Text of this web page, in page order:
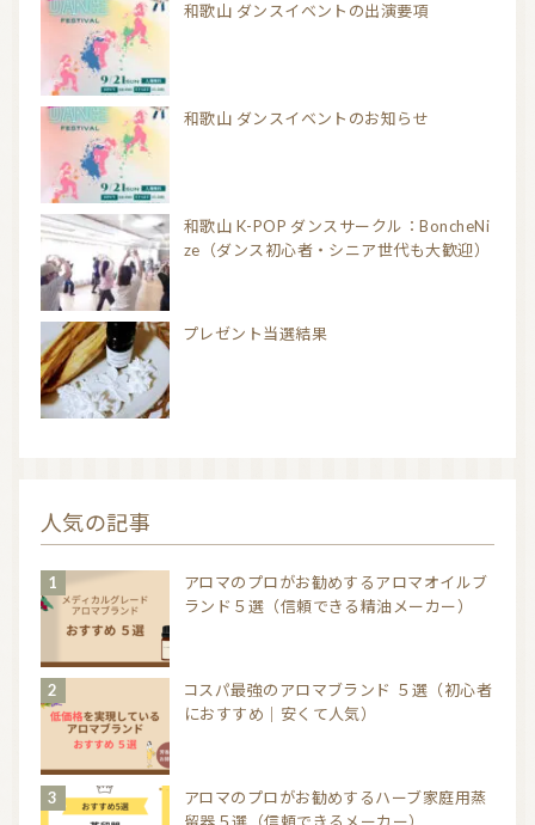
和歌山 ダンスイベントの出演要項
和歌山 ダンスイベントのお知らせ
和歌山 K-POP ダンスサークル：BoncheNi
ze（ダンス初心者・シニア世代も大歓迎）
プレゼント当選結果
人気の記事
アロマのプロがお勧めするアロマオイルブ
ランド５選（信頼できる精油メーカー）
コスパ最強のアロマブランド ５選（初心者
におすすめ｜安くて人気）
アロマのプロがお勧めするハーブ家庭用蒸